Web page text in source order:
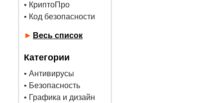
• КриптоПро
• Код безопасности
► Весь список
Категории
• Антивирусы
• Безопасность
• Графика и дизайн